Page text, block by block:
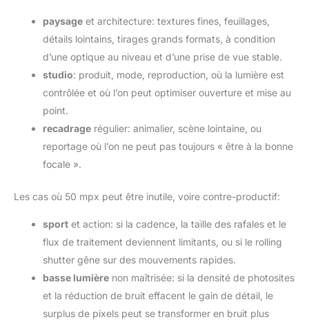
paysage et architecture: textures fines, feuillages,
détails lointains, tirages grands formats, à condition
d’une optique au niveau et d’une prise de vue stable.
studio: produit, mode, reproduction, où la lumière est
contrôlée et où l’on peut optimiser ouverture et mise au
point.
recadrage régulier: animalier, scène lointaine, ou
reportage où l’on ne peut pas toujours « être à la bonne
focale ».
Les cas où 50 mpx peut être inutile, voire contre-productif:
sport et action: si la cadence, la taille des rafales et le
flux de traitement deviennent limitants, ou si le rolling
shutter gêne sur des mouvements rapides.
basse lumière non maîtrisée: si la densité de photosites
et la réduction de bruit effacent le gain de détail, le
surplus de pixels peut se transformer en bruit plus